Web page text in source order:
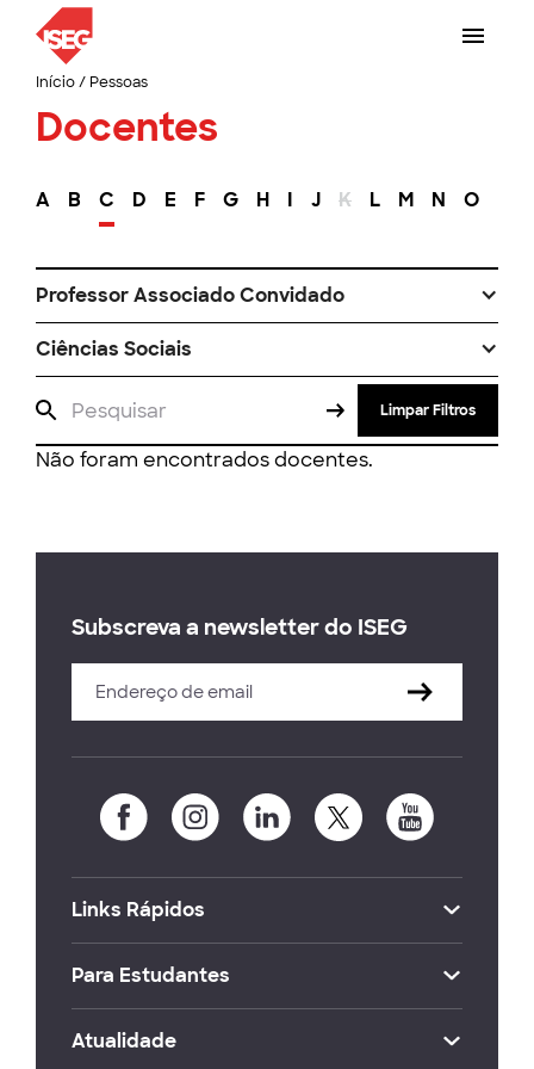
Início/ Pessoas
Docentes
A B C D E F G H I J K L M N O
Professor Associado Convidado
Ciências Sociais
Limpar Filtros
Não foram encontrados docentes.
Subscreva a newsletter do ISEG
Links Rápidos
Para Estudantes
Atualidade